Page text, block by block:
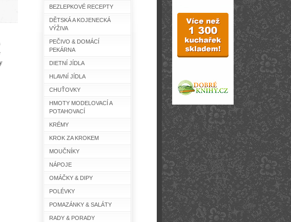
BEZLEPKOVÉ RECEPTY
DĚTSKÁ A KOJENECKÁ
VÝŽIVA
PEČIVO & DOMÁCÍ
PEKÁRNA
DIETNÍ JÍDLA
HLAVNÍ JÍDLA
CHUŤOVKY
HMOTY MODELOVACÍ A
POTAHOVACÍ
KRÉMY
KROK ZA KROKEM
MOUČNÍKY
NÁPOJE
OMÁČKY & DIPY
POLÉVKY
POMAZÁNKY & SALÁTY
RADY & PORADY